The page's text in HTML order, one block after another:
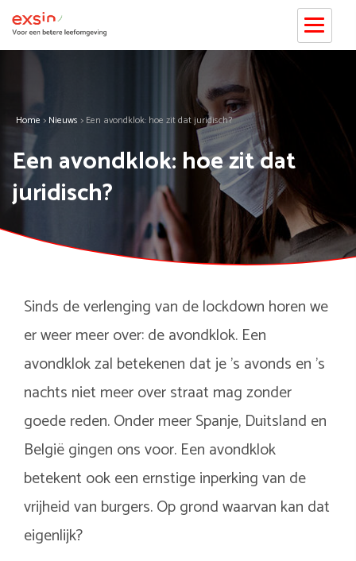
Home > Nieuws > Een avondklok: hoe zit dat juridisch?
Een avondklok: hoe zit dat
juridisch?
Sinds de verlenging van de lockdown horen we
er weer meer over: de avondklok. Een
avondklok zal betekenen dat je ’s avonds en ’s
nachts niet meer over straat mag zonder
goede reden. Onder meer Spanje, Duitsland en
België gingen ons voor. Een avondklok
betekent ook een ernstige inperking van de
vrijheid van burgers. Op grond waarvan kan dat
eigenlijk?